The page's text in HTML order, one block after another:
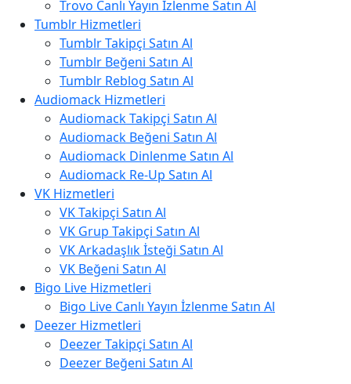
Trovo Canlı Yayın İzlenme Satın Al
Tumblr Hizmetleri
Tumblr Takipçi Satın Al
Tumblr Beğeni Satın Al
Tumblr Reblog Satın Al
Audiomack Hizmetleri
Audiomack Takipçi Satın Al
Audiomack Beğeni Satın Al
Audiomack Dinlenme Satın Al
Audiomack Re-Up Satın Al
VK Hizmetleri
VK Takipçi Satın Al
VK Grup Takipçi Satın Al
VK Arkadaşlık İsteği Satın Al
VK Beğeni Satın Al
Bigo Live Hizmetleri
Bigo Live Canlı Yayın İzlenme Satın Al
Deezer Hizmetleri
Deezer Takipçi Satın Al
Deezer Beğeni Satın Al